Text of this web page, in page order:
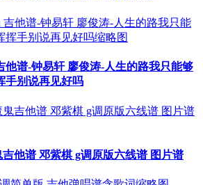
他谱-钟易轩 廖俊涛-人生的路我只能够
手别说再见好吗
他谱 邓紫棋 g调原版六线谱 图片谱